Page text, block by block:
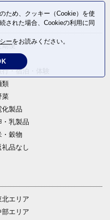
期便
類
・宿泊・体験
類
菜
化製品
・乳製品
・穀物
礼品なし
北エリア
部エリア
ため、クッキー（Cookie）を使
された場合、Cookieの利用に同
ーをお読みください。